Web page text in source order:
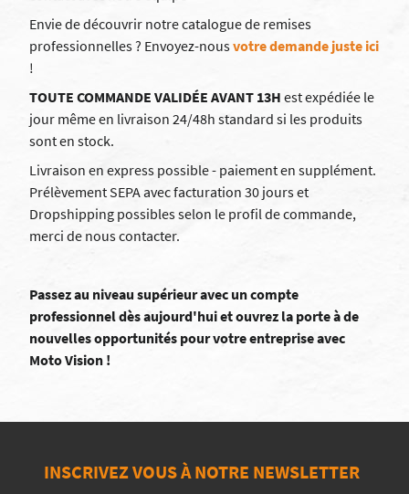
Envie de découvrir notre catalogue de remises
professionnelles ? Envoyez-nousvotre demande juste ici
!
TOUTE COMMANDE VALIDÉE AVANT 13H est expédiée le
jour même en livraison 24/48h standard si les produits
sont en stock.
Livraison en express possible - paiement en supplément.
Prélèvement SEPA avec facturation 30 jours et
Dropshipping possibles selon le profil de commande,
merci de nous contacter.
Passez au niveau supérieur avec un compte
professionnel dès aujourd'hui et ouvrez la porte à de
nouvelles opportunités pour votre entreprise avec
Moto Vision !
INSCRIVEZ VOUS À NOTRE NEWSLETTER